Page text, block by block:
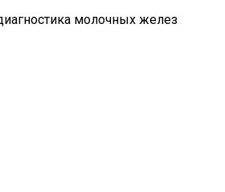
молочных желез